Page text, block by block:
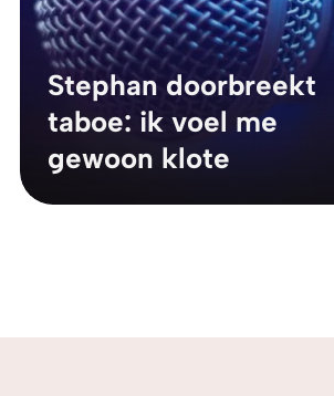
Stephan doorbreekt
taboe: ik voel me
gewoon klote